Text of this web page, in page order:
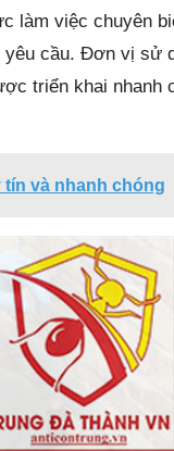
làm việc chuyên
yêu cầu. Đơn vị sử
triển khai nhanh
và nhanh chóng